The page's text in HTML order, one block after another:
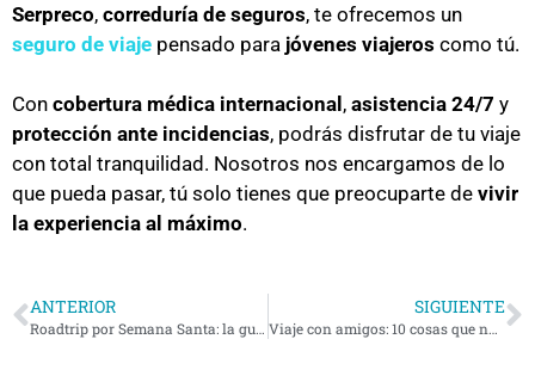
Serpreco, correduría de seguros, te ofrecemos un
seguro de viaje pensado para jóvenes viajeros como tú.
Con cobertura médica internacional , asistencia 24/7 y
protección ante incidencias, podrás disfrutar de tu viaje
con total tranquilidad. Nosotros nos encargamos de lo
que pueda pasar, tú solo tienes que preocuparte de vivir
la experiencia al máximo.
ANTERIOR
Roadtrip por Semana Santa: la guía definitiva para un viaje inolvidable
SIGUIENTE
Viaje con amigos: 10 cosas que nadie te explica